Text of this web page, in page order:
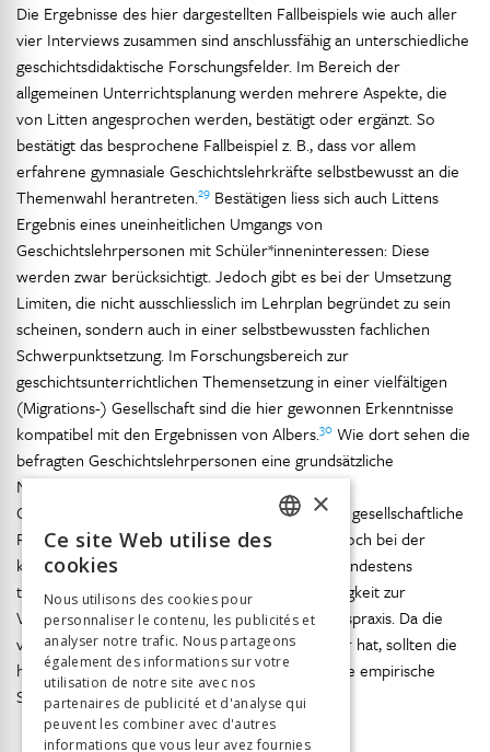
Die Ergebnisse des hier dargestellten Fallbeispiels wie auch aller
vier Interviews zusammen sind anschlussfähig an unterschiedliche
geschichtsdidaktische Forschungsfelder. Im Bereich der
allgemeinen Unterrichtsplanung werden mehrere Aspekte, die
von Litten angesprochen werden, bestätigt oder ergänzt. So
bestätigt das besprochene Fallbeispiel z. B., dass vor allem
erfahrene gymnasiale Geschichtslehrkräfte selbstbewusst an die
Themenwahl herantreten.29 Bestätigen liess sich auch Littens
Ergebnis eines uneinheitlichen Umgangs von
Geschichtslehrpersonen mit Schüler*inneninteressen: Diese
werden zwar berücksichtigt. Jedoch gibt es bei der Umsetzung
Limiten, die nicht ausschliesslich im Lehrplan begründet zu sein
scheinen, sondern auch in einer selbstbewussten fachlichen
Schwerpunktsetzung. Im Forschungsbereich zur
geschichtsunterrichtlichen Themensetzung in einer vielfältigen
(Migrations-) Gesellschaft sind die hier gewonnen Erkenntnisse
kompatibel mit den Ergebnissen von Albers.30 Wie dort sehen die
befragten Geschichtslehrpersonen eine grundsätzliche
Notwendigkeit, den Stoff und die Zugänge im
Geschichtsunterricht im Hinblick auf veränderte gesellschaftliche
Rahmenbedingungen zu adaptieren, tun sich jedoch bei der
konkreten Umsetzung (Themenbestimmung) mindestens
teilweise schwer bzw. relativieren die Notwendigkeit zur
Veränderung der eigenen bisherigen Unterrichtspraxis. Da die
vorliegende Studie einen explorativen Charakter hat, sollten die
hier vorgetragenen Überlegungen durch weitere empirische
Studien erhärtet werden.
ITALIAN
×
Ce site Web utilise des
cookies
Nous utilisons des cookies pour
personnaliser le contenu, les publicités et
analyser notre trafic. Nous partageons
également des informations sur votre
utilisation de notre site avec nos
partenaires de publicité et d'analyse qui
peuvent les combiner avec d'autres
informations que vous leur avez fournies